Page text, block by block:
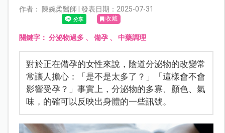
作者： 陳婉柔醫師 | 發表日期：2025-07-31
收藏
關鍵字： 分泌物過多、 備孕、 中藥調理
對於正在備孕的女性來說，陰道分泌物的改變常
常讓人擔心：「是不是太多了？」「這樣會不會
影響受孕？」事實上，分泌物的多寡、顏色、氣
味，的確可以反映出身體的一些訊號。